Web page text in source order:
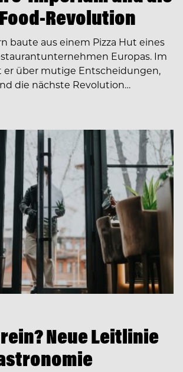
Revolution
baute aus einem Pizza Hut eines
Europas. Im
er über mutige Entscheidungen,
die nächste Revolution…
Neue Leitlinie